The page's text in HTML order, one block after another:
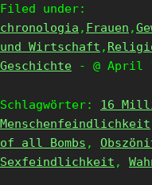
Filed under:
chronologia , Frauen ,
und Wirtschaft ,
Geschichte
- @ April
Schlagwörter: 16
Menschenfeindlichkeit
of all Bombs ,
Sexfeindlichkeit ,